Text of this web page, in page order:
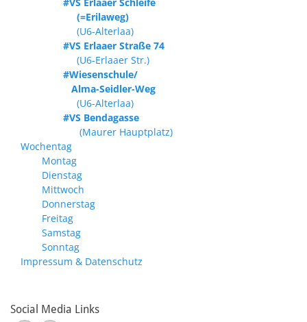
(=Erilaweg)
(U6-Alterlaa)
#VS Erlaaer Straße 74
(U6-Erlaaer Str.)
#Wiesenschule/
Alma-Seidler-Weg
(U6-Alterlaa)
#VS Bendagasse
(Maurer Hauptplatz)
Wochentag
Montag
Dienstag
Mittwoch
Donnerstag
Freitag
Samstag
Sonntag
Impressum & Datenschutz
Social Media Links